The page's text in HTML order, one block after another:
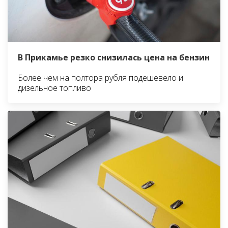
В Прикамье резко снизилась цена на бензин
Более чем на полтора рубля подешевело и
дизельное топливо